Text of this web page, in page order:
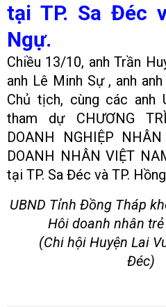
tại TP. Sa Đéc
Ngự.
Chiều 13/10, anh Trần
anh Lê Minh Sự , anh
Chủ tịch, cùng các anh
tham dự CHƯƠNG
DOANH NGHIỆP
DOANH NHÂN VIỆT
tại TP. Sa Đéc và TP.
UBND Tỉnh Đồng Tháp
Hôi doanh nhân
(Chi hội Huyện Lai
Đéc)